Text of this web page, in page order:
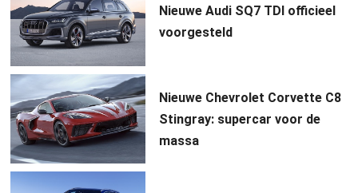
Nieuwe Audi SQ7 TDI officieel
voorgesteld
Nieuwe Chevrolet Corvette C8
Stingray: supercar voor de
massa